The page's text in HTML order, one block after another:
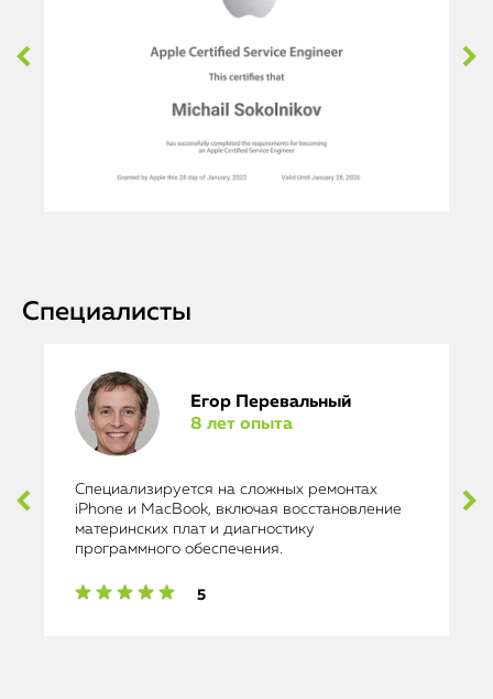
Специалисты
Егор Перевальный
8 лет опыта
Специализируется на сложных ремонтах
iPhone и MacBook, включая восстановление
материнских плат и диагностику
программного обеспечения.
5